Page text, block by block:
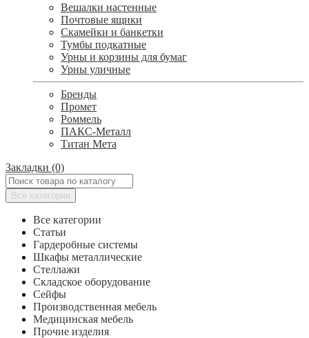
Вешалки настенные
Почтовые ящики
Скамейки и банкетки
Тумбы подкатные
Урны и корзины для бумаг
Урны уличные
Бренды
Промет
Роммель
ПАКС-Металл
Титан Мета
Закладки (0)
Все категории
Все категории
Статьи
Гардеробные системы
Шкафы металлические
Стеллажи
Складское оборудование
Сейфы
Производственная мебель
Медицинская мебель
Прочие изделия